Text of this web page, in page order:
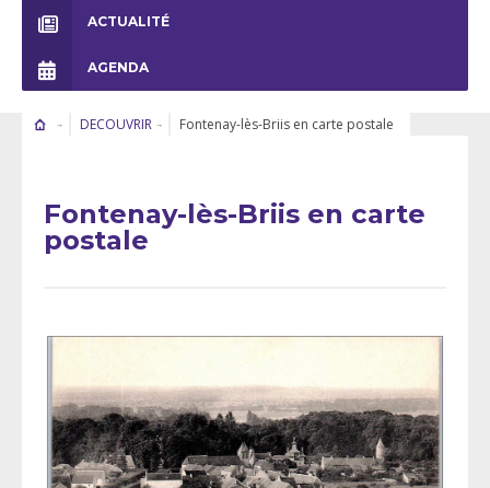
ACTUALITÉ
AGENDA
DECOUVRIR Fontenay-lès-Briis en carte postale
Fontenay-lès-Briis en carte
postale